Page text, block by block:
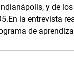
y de
la entrevista
de